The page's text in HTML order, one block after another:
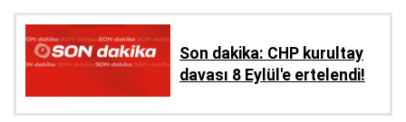
Son dakika: CHP kurultay
davası 8 Eylül'e ertelendi!